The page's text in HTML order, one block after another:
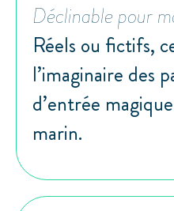
Déclinable pour
Réels ou fictifs,
l’imaginaire des
d’entrée
marin.